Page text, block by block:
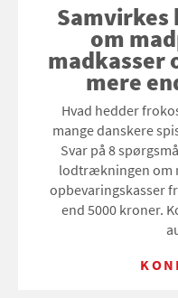
Samvirkes
om
madkasser
mere
Hvad hedder
mange danskere
Svar på 8
lodtrækningen om
opbevaringskasser
end 5000 kroner.